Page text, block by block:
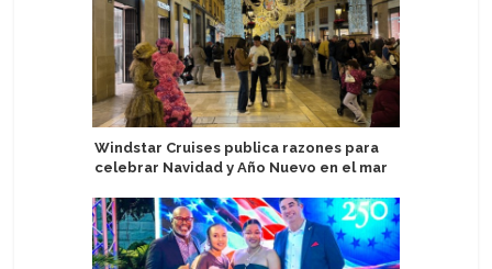
Windstar Cruises publica razones para
celebrar Navidad y Año Nuevo en el mar